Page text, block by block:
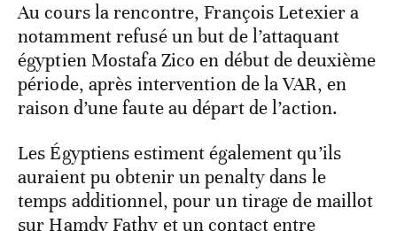
Au cours la rencontre, François Letexier a
notamment refusé un but de l’attaquant
égyptien Mostafa Zico en début de deuxième
période, après intervention de la VAR, en
raison d’une faute au départ de l’action.
Les Égyptiens estiment également qu’ils
auraient pu obtenir un penalty dans le
temps additionnel, pour un tirage de maillot
sur Hamdy Fathy et un contact entre